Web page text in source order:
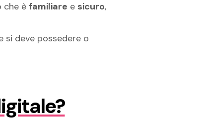
che è familiare e sicuro,
si deve possedere o